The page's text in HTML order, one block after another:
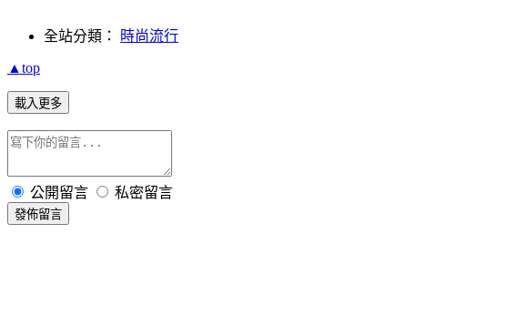
全站分類： 時尚流行
▲top
載入更多
公開留言 私密留言
發佈留言